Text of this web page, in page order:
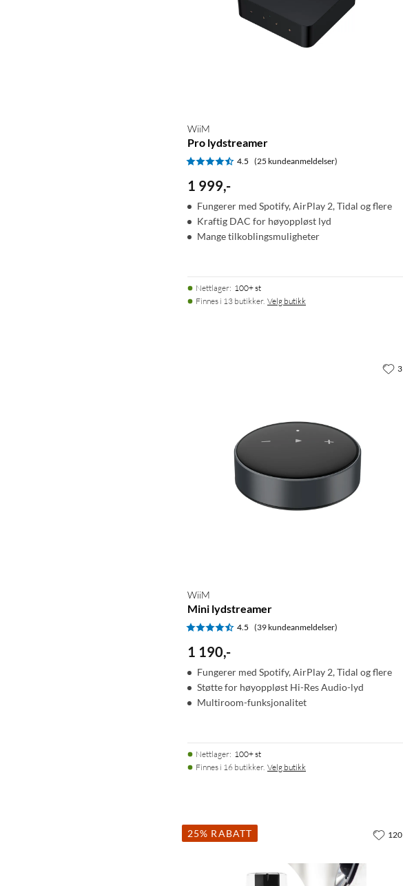
WiiM
Pro lydstreamer
4.5 (25 kundeanmeldelser)
1 999,-
Fungerer med Spotify, AirPlay 2, Tidal og flere
Kraftig DAC for høyoppløst lyd
Mange tilkoblingsmuligheter
Nettlager: 100+ st
Finnes i 13 butikker. Velg butikk
WiiM
Mini lydstreamer
4.5 (39 kundeanmeldelser)
1 190,-
Fungerer med Spotify, AirPlay 2, Tidal og flere
Støtte for høyoppløst Hi-Res Audio-lyd
Multiroom-funksjonalitet
Nettlager: 100+ st
Finnes i 16 butikker. Velg butikk
3
25% RABATT 120